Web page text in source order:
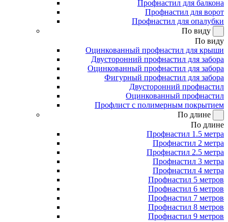
Профнастил для балкона
Профнастил для ворот
Профнастил для опалубки
По виду
По виду
Оцинкованный профнастил для крыши
Двусторонний профнастил для забора
Оцинкованный профнастил для забора
Фигурный профнастил для забора
Двусторонний профнастил
Оцинкованный профнастил
Профлист с полимерным покрытием
По длине
По длине
Профнастил 1.5 метра
Профнастил 2 метра
Профнастил 2.5 метра
Профнастил 3 метра
Профнастил 4 метра
Профнастил 5 метров
Профнастил 6 метров
Профнастил 7 метров
Профнастил 8 метров
Профнастил 9 метров